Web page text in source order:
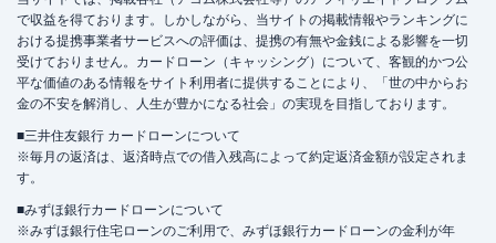
で収益を得ております。しかしながら、当サイトの掲載情報やランキングに
おける提携事業者サービスへの評価は、提携の有無や金銭による影響を一切
受けておりません。カードローン（キャッシング）について、客観的かつ公
平な価値のある情報をサイト利用者に提供することにより、「世の中からお
金の不安を解消し、人生が豊かになる社会」の実現を目指しております。
■三井住友銀行 カードローンについて
※毎月の返済は、返済時点での借入残高によって約定返済金額が設定されま
す。
■みずほ銀行カードローンについて
※みずほ銀行住宅ローンのご利用で、みずほ銀行カードローンの金利が年